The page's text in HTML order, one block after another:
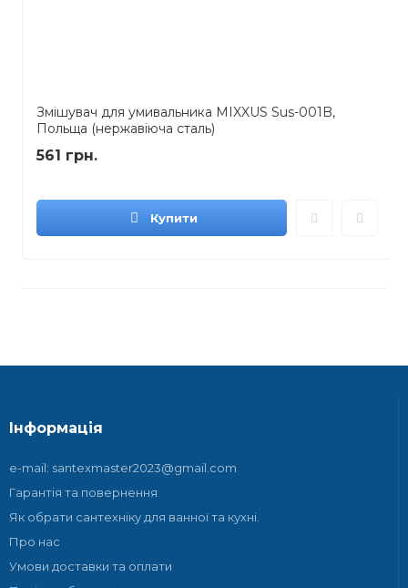
Змішувач для умивальника MIXXUS Sus-001B,
Польща (нержавіюча сталь)
561 грн.
Купити
Інформація
e-mail: santexmaster2023@gmail.com
Гарантія та повернення
Як обрати сантехніку для ванної та кухні.
Про нас
Умови доставки та оплати